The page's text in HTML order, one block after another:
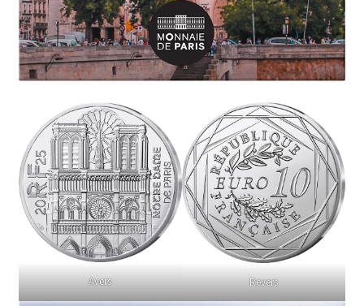
Avers Revers